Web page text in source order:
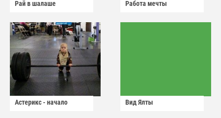
Рай в шалаше Работа мечты
Астерикс - начало Вид Ялты